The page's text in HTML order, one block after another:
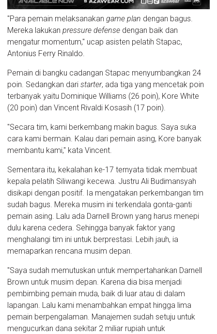
"Para pemain melaksanakan game plan dengan bagus.
Mereka lakukan pressure defense dengan baik dan
mengatur momentum," ucap asisten pelatih Stapac,
Antonius Ferry Rinaldo.
Pemain di bangku cadangan Stapac menyumbangkan 24
poin. Sedangkan dari starter, ada tiga yang mencetak poin
terbanyak yaitu Dominique Williams (26 poin), Kore White
(20 poin) dan Vincent Rivaldi Kosasih (17 poin).
"Secara tim, kami berkembang makin bagus. Saya suka
cara kami bermain. Kalau dari pemain asing, Kore banyak
membantu kami," kata Vincent.
Sementara itu, kekalahan ke-17 ternyata tidak membuat
kepala pelatih Siliwangi kecewa. Justru Ali Budimansyah
disikapi dengan positif. Ia mengatakan perkembangan tim
sudah bagus. Mereka musim ini terkendala gonta-ganti
pemain asing. Lalu ada Darnell Brown yang harus menepi
dulu karena cedera. Sehingga banyak faktor yang
menghalangi tim ini untuk berprestasi. Lebih jauh, ia
memaparkan rencana musim depan.
"Saya sudah memutuskan untuk mempertahankan Darnell
Brown untuk musim depan. Karena dia bisa menjadi
pembimbing pemain muda, baik di luar atau di dalam
lapangan. Lalu kami menambahkan empat hingga lima
pemain berpengalaman. Manajemen sudah setuju untuk
mengucurkan dana sekitar 2 miliar rupiah untuk